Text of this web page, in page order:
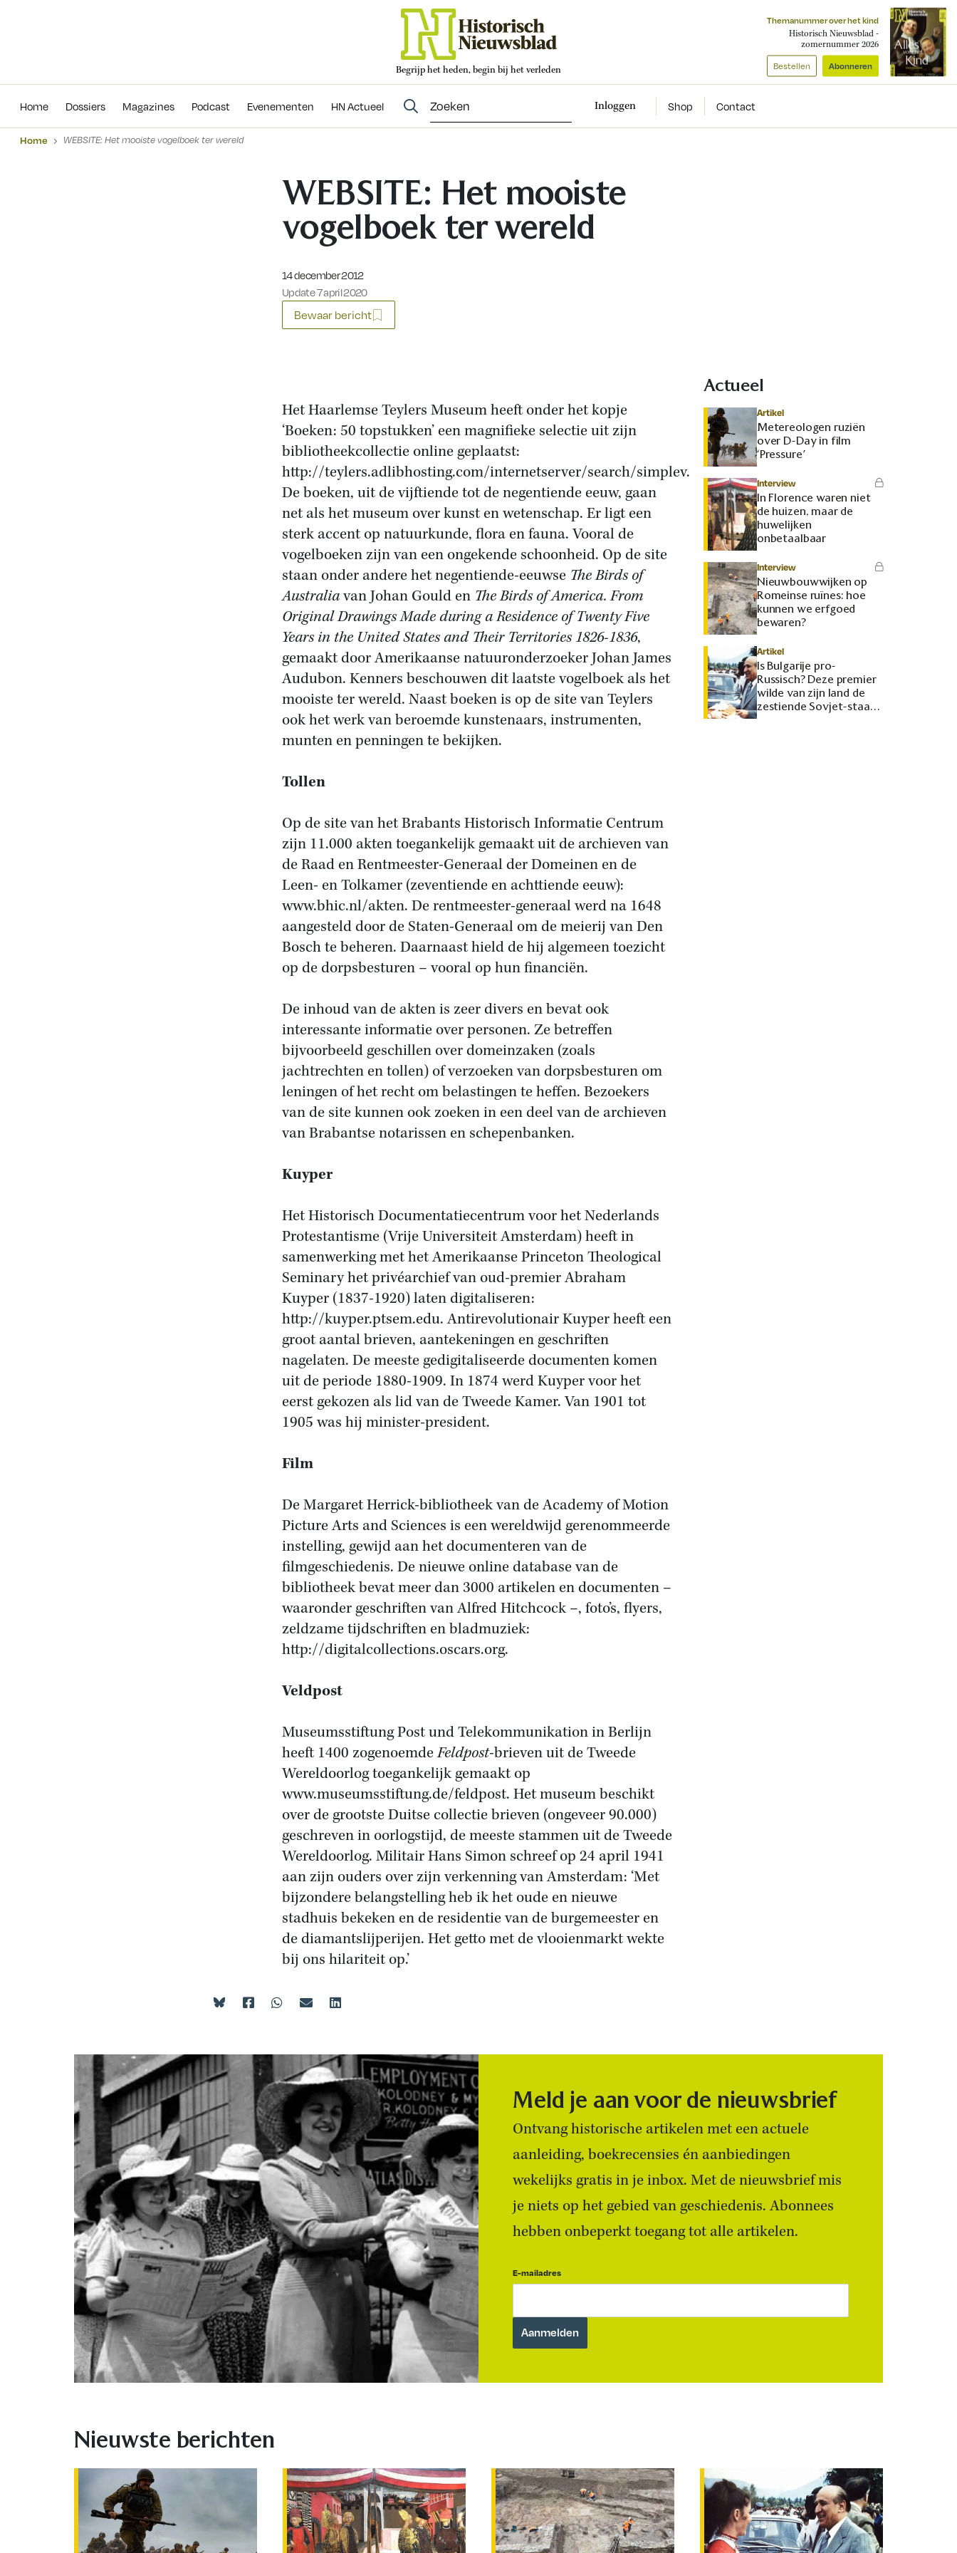
Begrijp het heden, begin bij het verleden
Themanummer over het kind
Historisch Nieuwsblad -
zomernummer 2026
Bestellen Abonneren
Home Dossiers Magazines Podcast Evenementen HN Actueel Inloggen Shop Contact
Evenementen
Home WEBSITE: Het mooiste vogelboek ter wereld
WEBSITE: Het mooiste
vogelboek ter wereld
Gepubliceerd op:
14 december 2012
Update 7 april 2020
Bewaar bericht
Het Haarlemse Teylers Museum heeft onder het kopje
‘Boeken: 50 topstukken’ een magnifieke selectie uit zijn
bibliotheekcollectie online geplaatst:
http://teylers.adlibhosting.com/internetserver/search/simplev.
De boeken, uit de vijftiende tot de negentiende eeuw, gaan
net als het museum over kunst en wetenschap. Er ligt een
sterk accent op natuurkunde, flora en fauna. Vooral de
vogelboeken zijn van een ongekende schoonheid. Op de site
staan onder andere het negentiende-eeuwse The Birds of
Australiavan Johan Gould enThe Birds of America. From
Original Drawings Made during a Residence of Twenty Five
Years in the United States and Their Territories 1826-1836,
gemaakt door Amerikaanse natuuronderzoeker Johan James
Audubon. Kenners beschouwen dit laatste vogelboek als het
mooiste ter wereld. Naast boeken is op de site van Teylers
ook het werk van beroemde kunstenaars, instrumenten,
munten en penningen te bekijken.
Tollen
Op de site van het Brabants Historisch Informatie Centrum
zijn 11.000 akten toegankelijk gemaakt uit de archieven van
de Raad en Rentmeester-Generaal der Domeinen en de
Leen- en Tolkamer (zeventiende en achttiende eeuw):
www.bhic.nl/akten. De rentmeester-generaal werd na 1648
aangesteld door de Staten-Generaal om de meierij van Den
Bosch te beheren. Daarnaast hield de hij algemeen toezicht
op de dorpsbesturen – vooral op hun financiën.
De inhoud van de akten is zeer divers en bevat ook
interessante informatie over personen. Ze betreffen
bijvoorbeeld geschillen over domeinzaken (zoals
jachtrechten en tollen) of verzoeken van dorpsbesturen om
leningen of het recht om belastingen te heffen. Bezoekers
van de site kunnen ook zoeken in een deel van de archieven
van Brabantse notarissen en schepenbanken.
Kuyper
Het Historisch Documentatiecentrum voor het Nederlands
Protestantisme (Vrije Universiteit Amsterdam) heeft in
samenwerking met het Amerikaanse Princeton Theological
Seminary het privéarchief van oud-premier Abraham
Kuyper (1837-1920) laten digitaliseren:
http://kuyper.ptsem.edu. Antirevolutionair Kuyper heeft een
groot aantal brieven, aantekeningen en geschriften
nagelaten. De meeste gedigitaliseerde documenten komen
uit de periode 1880-1909. In 1874 werd Kuyper voor het
eerst gekozen als lid van de Tweede Kamer. Van 1901 tot
1905 was hij minister-president.
Film
De Margaret Herrick-bibliotheek van de Academy of Motion
Picture Arts and Sciences is een wereldwijd gerenommeerde
instelling, gewijd aan het documenteren van de
filmgeschiedenis. De nieuwe online database van de
bibliotheek bevat meer dan 3000 artikelen en documenten –
waaronder geschriften van Alfred Hitchcock –, foto’s, flyers,
zeldzame tijdschriften en bladmuziek:
http://digitalcollections.oscars.org.
Veldpost
Museumsstiftung Post und Telekommunikation in Berlijn
heeft 1400 zogenoemdeFeldpost-brieven uit de Tweede
Wereldoorlog toegankelijk gemaakt op
www.museumsstiftung.de/feldpost. Het museum beschikt
over de grootste Duitse collectie brieven (ongeveer 90.000)
geschreven in oorlogstijd, de meeste stammen uit de Tweede
Wereldoorlog. Militair Hans Simon schreef op 24 april 1941
aan zijn ouders over zijn verkenning van Amsterdam: ‘Met
bijzondere belangstelling heb ik het oude en nieuwe
stadhuis bekeken en de residentie van de burgemeester en
de diamantslijperijen. Het getto met de vlooienmarkt wekte
bij ons hilariteit op.’
Actueel
Artikel
Metereologen ruziën
over D-Day in film
‘Pressure’
Interview
In Florence waren niet
de huizen, maar de
huwelijken
onbetaalbaar
Interview
Nieuwbouwwijken op
Romeinse ruïnes: hoe
kunnen we erfgoed
bewaren?
Artikel
Is Bulgarije pro-
Russisch? Deze premier
wilde van zijn land de
zestiende Sovjet-staat
maken
Meld je aan voor de nieuwsbrief
Ontvang historische artikelen met een actuele
aanleiding, boekrecensies én aanbiedingen
wekelijks gratis in je inbox. Met de nieuwsbrief mis
je niets op het gebied van geschiedenis. Abonnees
hebben onbeperkt toegang tot alle artikelen.
E-mailadres
Nieuwste berichten